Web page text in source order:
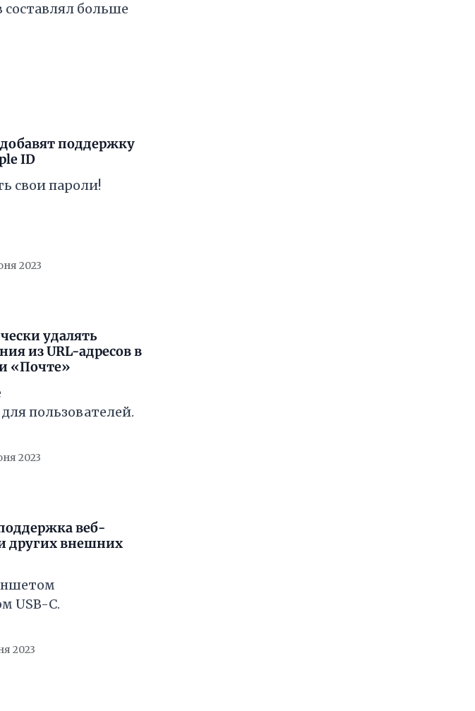
больше
добавят поддержку
ID
свои пароли!
2023
удалять
из URL-адресов в
«Почте»
пользователей.
2023
веб-
других внешних
USB-C.
2023